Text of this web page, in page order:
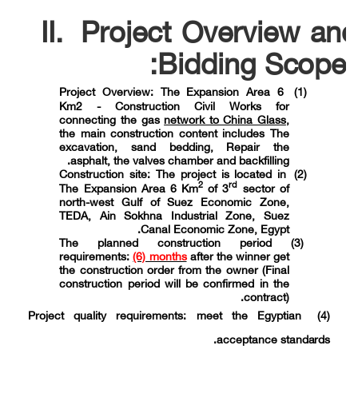
II. Project Overview and
BiddingScope:
(1)
Project Overview: The Expansion Area 6
Km2 - Construction Civil Works for
connecting the gasnetwork to China Glass,
the main construction content includes The
excavation, sand bedding, Repair the
asphalt, the valves chamber and backfilling.
(2)
Construction site: The project is located in
The Expansion Area 6 Km2 of 3rd sector of
north-west Gulf of Suez Economic Zone,
TEDA, Ain Sokhna Industrial Zone, Suez
Canal Economic Zone, Egypt.
(3)
The planned construction period
requirements:(6) monthsafter the winner get
the construction order from the owner (Final
construction period will be confirmed in the
contract).
(4)
Project quality requirements: meet the Egyptian
acceptancestandards.